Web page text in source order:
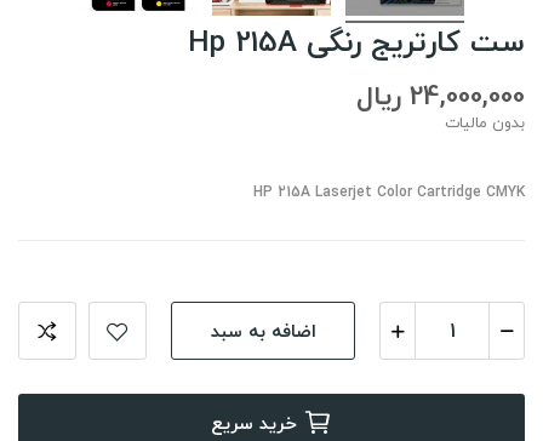
ست کارتریج رنگی Hp 215A
24,000,000 ریال
بدون مالیات
HP 215A Laserjet Color Cartridge CMYK
اضافه به سبد
خرید سریع